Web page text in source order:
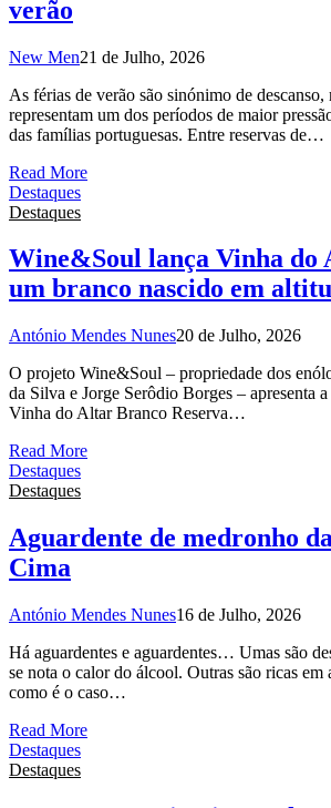
verão
New Men21 de Julho, 2026
As férias de verão são sinónimo de descanso,
representam um dos períodos de maior
das famílias portuguesas. Entre reservas de…
Read More
Destaques
Destaques
Wine&Soul lança Vinha do
um branco nascido em
António Mendes Nunes20 de Julho, 2026
O projeto Wine&Soul – propriedade dos
da Silva e Jorge Serôdio Borges – apresenta
Vinha do Altar Branco Reserva…
Read More
Destaques
Destaques
Aguardente de medronho
Cima
António Mendes Nunes16 de Julho, 2026
Há aguardentes e aguardentes… Umas são
se nota o calor do álcool. Outras são ricas em
como é o caso…
Read More
Destaques
Destaques